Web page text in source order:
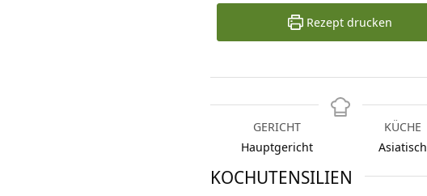
Rezept drucken
GERICHT
Hauptgericht
KÜCHE
Asiatisch
KOCHUTENSILIEN